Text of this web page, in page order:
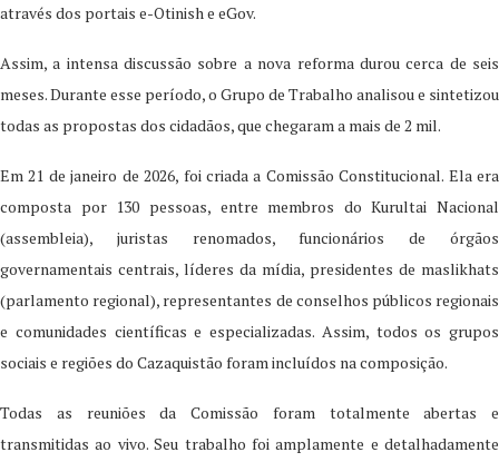
através dos portais e-Otinish e eGov.
Assim, a intensa discussão sobre a nova reforma durou cerca de seis
meses. Durante esse período, o Grupo de Trabalho analisou e sintetizou
todas as propostas dos cidadãos, que chegaram a mais de 2 mil.
Em 21 de janeiro de 2026, foi criada a Comissão Constitucional. Ela era
composta por 130 pessoas, entre membros do Kurultai Nacional
(assembleia), juristas renomados, funcionários de órgãos
governamentais centrais, líderes da mídia, presidentes de maslikhats
(parlamento regional), representantes de conselhos públicos regionais
e comunidades científicas e especializadas. Assim, todos os grupos
sociais e regiões do Cazaquistão foram incluídos na composição.
Todas as reuniões da Comissão foram totalmente abertas e
transmitidas ao vivo. Seu trabalho foi amplamente e detalhadamente